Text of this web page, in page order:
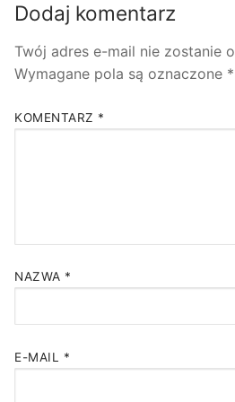
Dodaj komentarz
Twój adres e-mail nie zostanie
Wymagane pola są oznaczone *
KOMENTARZ *
NAZWA *
E-MAIL *